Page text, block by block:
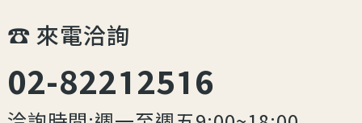
☎︎ 來電洽詢
02-82212516